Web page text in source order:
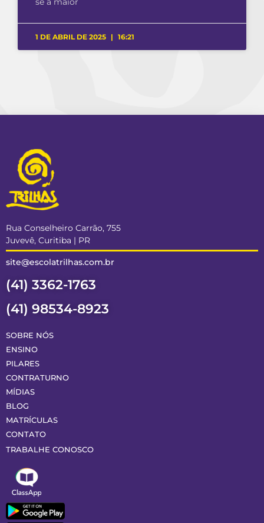
1 DE ABRIL DE 2025 16:21
Rua Conselheiro Carrão, 755
Juvevê, Curitiba | PR
site@escolatrilhas.com.br
(41) 3362-1763
(41) 98534-8923
SOBRE NÓS
ENSINO
PILARES
CONTRATURNO
MÍDIAS
BLOG
MATRÍCULAS
CONTATO
TRABALHE CONOSCO